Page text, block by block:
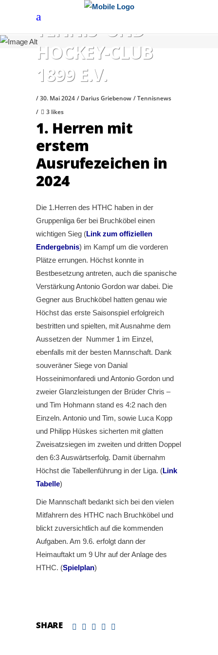
HÖCHSTER
TENNIS- UND
HOCKEY-CLUB
1899 E.V.
30. Mai 2024 Darius Griebenow
Tennisnews
3 likes
1. Herren mit
erstem
Ausrufezeichen in
2024
Die 1.Herren des HTHC haben in der
Gruppenliga 6er bei Bruchköbel einen
wichtigen Sieg (Link zum offiziellen
Endergebnis) im Kampf um die vorderen
Plätze errungen. Höchst konnte in
Bestbesetzung antreten, auch die spanische
Verstärkung Antonio Gordon war dabei. Die
Gegner aus Bruchköbel hatten genau wie
Höchst das erste Saisonspiel erfolgreich
bestritten und spielten, mit Ausnahme dem
Aussetzen der Nummer 1 im Einzel,
ebenfalls mit der besten Mannschaft. Dank
souveräner Siege von Danial
Hosseinimonfaredi und Antonio Gordon und
zweier Glanzleistungen der Brüder Chris –
und Tim Hohmann stand es 4:2 nach den
Einzeln. Antonio und Tim, sowie Luca Kopp
und Philipp Hüskes sicherten mit glatten
Zweisatzsiegen im zweiten und dritten Doppel
den 6:3 Auswärtserfolg. Damit übernahm
Höchst die Tabellenführung in der Liga. (Link
Tabelle)
Die Mannschaft bedankt sich bei den vielen
Mitfahrern des HTHC nach Bruchköbel und
blickt zuversichtlich auf die kommenden
Aufgaben. Am 9.6. erfolgt dann der
Heimauftakt um 9 Uhr auf der Anlage des
HTHC. (Spielplan)
SHARE